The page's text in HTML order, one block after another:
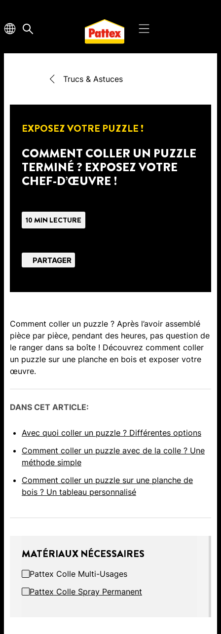
Trucs & Astuces
EXPOSEZ VOTRE PUZZLE !
COMMENT COLLER UN PUZZLE
TERMINÉ ? EXPOSEZ VOTRE
CHEF-D’ŒUVRE !
10 MIN LECTURE
PARTAGER
Comment coller un puzzle ? Après l’avoir assemblé
pièce par pièce, pendant des heures, pas question de
le ranger dans sa boîte ! Découvrez comment coller
un puzzle sur une planche en bois et exposer votre
œuvre.
DANS CET ARTICLE:
Avec quoi coller un puzzle ? Différentes options
Comment coller un puzzle avec de la colle ? Une
méthode simple
Comment coller un puzzle sur une planche de
bois ? Un tableau personnalisé
MATÉRIAUX NÉCESSAIRES
Pattex Colle Multi-Usages
Pattex Colle Spray Permanent